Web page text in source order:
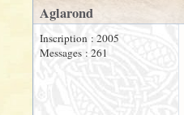
Aglarond
Inscription : 2005
Messages : 261